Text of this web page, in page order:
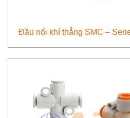
Đầu nối khí thẳng SMC –